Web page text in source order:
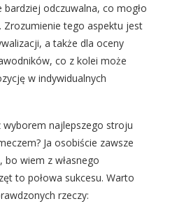
bardziej odczuwalna, co mogło
tego aspektu jest
a także dla oceny
co z kolei może
w indywidualnych
najlepszego stroju
Ja osobiście zawsze
wiem z własnego
to połowa sukcesu. Warto
rzeczy: